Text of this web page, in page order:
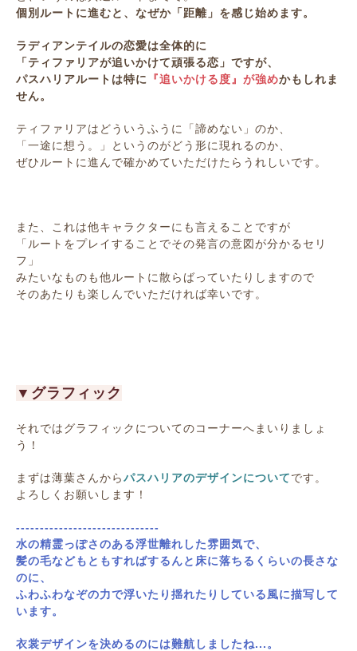
個別ルートに進むと、なぜか「距離」を感じ始めます。
ラディアンテイルの恋愛は全体的に
「ティファリアが追いかけて頑張る恋」ですが、
パスハリアルートは特に
『追いかける度』が強めかもしれま
せん。
ティファリアはどういうふうに「諦めない」のか、
「一途に想う。」というのがどう形に現れるのか、
ぜひルートに進んで確かめていただけたらうれしいです。
また、これは他キャラクターにも言えることですが
「ルートをプレイすることでその発言の意図が分かるセリ
フ」
みたいなものも他ルートに散らばっていたりしますので
そのあたりも楽しんでいただければ幸いです。
▼グラフィック
それではグラフィックについてのコーナーへまいりましょ
う！
まずは薄葉さんからパスハリアのデザインについてです。
よろしくお願いします！
------------------------------
水の精霊っぽさのある浮世離れした雰囲気で、
髪の毛などもともすればするんと床に落ちるくらいの長さな
のに、
ふわふわなぞの力で浮いたり揺れたりしている風に描写して
います。
衣裳デザインを決めるのには難航しましたね...。